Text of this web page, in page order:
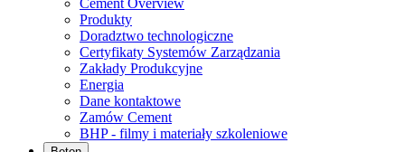
Cement Overview
Produkty
Doradztwo technologiczne
Certyfikaty Systemów Zarządzania
Zakłady Produkcyjne
Energia
Dane kontaktowe
Zamów Cement
BHP - filmy i materiały szkoleniowe